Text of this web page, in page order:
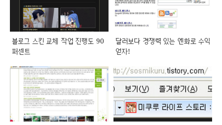
블로그 스킨 교체 작업 진행도 90
퍼센트
달러보다 경쟁력 있는 엔화로 수익
얻자!